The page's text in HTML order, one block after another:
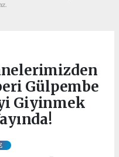
Gülpembe
Giyinmek